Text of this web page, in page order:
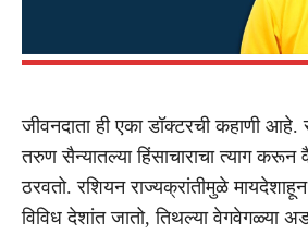
जीवनदाता ही एका डॉक्टरची कहाणी
तरुण सैन्यातल्या हिंसाचाराचा त्याग करून
ठरवतो. रशियन राज्यक्रांतीमुळे
विविध देशांत जातो, तिथल्या वेगवेगळ्या